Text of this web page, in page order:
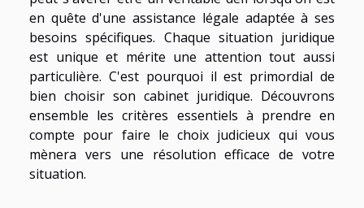
en quête d'une assistance légale adaptée à ses
besoins spécifiques. Chaque situation juridique
est unique et mérite une attention tout aussi
particulière. C'est pourquoi il est primordial de
bien choisir son cabinet juridique. Découvrons
ensemble les critères essentiels à prendre en
compte pour faire le choix judicieux qui vous
mènera vers une résolution efficace de votre
situation.